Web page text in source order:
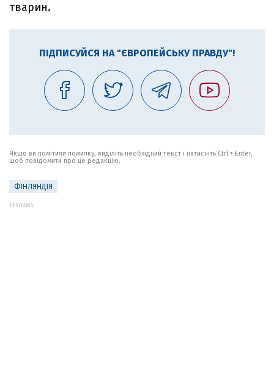
тварин.
ПІДПИСУЙСЯ НА "ЄВРОПЕЙСЬКУ ПРАВДУ"!
Якщо ви помітили помилку, виділіть необхідний текст і натисніть Ctrl + Enter,
щоб повідомити про це редакцію.
ФІНЛЯНДІЯ
РЕКЛАМА: